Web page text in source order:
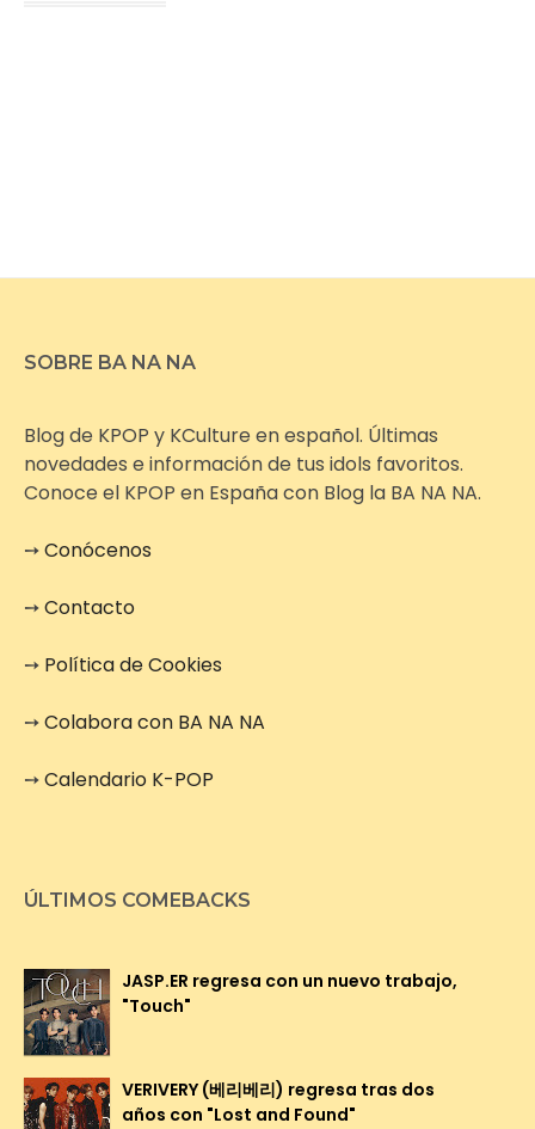
SOBRE BA NA NA
Blog de KPOP y KCulture en español. Últimas
novedades e información de tus idols favoritos.
Conoce el KPOP en España con Blog la BA NA NA.
➙Conócenos
➙Contacto
➙ Política de Cookies
➙Colabora con BA NA NA
➙Calendario K-POP
ÚLTIMOS COMEBACKS
JASP.ER regresa con un nuevo trabajo,
"Touch"
VERIVERY (베리베리) regresa tras dos
años con "Lost and Found"